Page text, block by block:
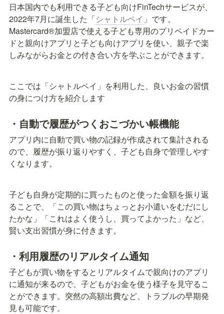
日本国内でも利用できる子ども向けFinTechサービスが、
2022年7月に誕生した「シャトルペイ 」です。
Mastercard®加盟店で使える子ども専用のプリペイドカー
ドと親向けアプリと子ども向けアプリを使い、親子で楽
しみながらお金との付き合い方を学ぶことができます。
ここでは「シャトルペイ」を利用した、良いお金の習慣
の身につけ方を紹介します
・自動で履歴がつくおこづかい帳機能
アプリ内に自動で買い物の記録が作成されて集計される
ので、履歴が振り返りやすく、子ども自身で管理しやす
くなります。
子ども自身が定期的に買ったものと使った金額を振り返
ることで、「この買い物はちょっとお小遣いをむだにし
たかな」「これはよく使うし、買ってよかった」など、
賢い支出習慣が身に付きます。
・利用履歴のリアルタイム通知
子どもが買い物をするとリアルタイムで親向けのアプリ
に通知が来るので、子どもがお金を使う様子を見守るこ
とができます。突然の高額出費など、トラブルの早期発
見も可能です。